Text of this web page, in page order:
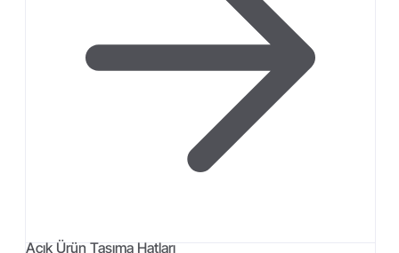
Açık Ürün Taşıma Hatları